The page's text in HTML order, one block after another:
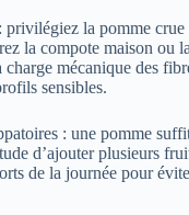
privilégiez la pomme crue
la compote maison ou
mécanique des
sensibles.
: une pomme
d’ajouter plusieurs
de la journée pour